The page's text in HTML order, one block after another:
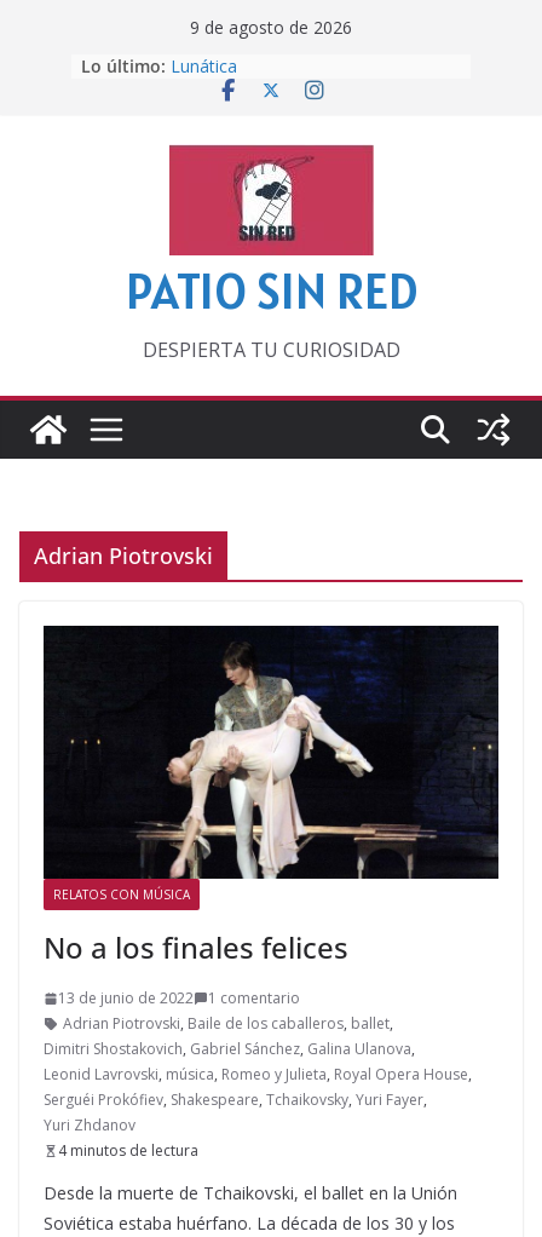
9 de agosto de 2026
Lo último: Lunática
Pero, hasta entonces…
‘La broma infinita’ de recomendar
lecturas veraniegas
Otra del Mundial
PATIO SIN RED
DESPIERTA TU CURIOSIDAD
Adrian Piotrovski
RELATOS CON MÚSICA
No a los finales felices
13 de junio de 2022
1 comentario
Adrian Piotrovski, Baile de los caballeros, ballet,
Dimitri Shostakovich, Gabriel Sánchez, Galina Ulanova,
Leonid Lavrovski, música, Romeo y Julieta, Royal Opera House,
Serguéi Prokófiev, Shakespeare, Tchaikovsky, Yuri Fayer,
Yuri Zhdanov
4 minutos de lectura
Desde la muerte de Tchaikovski, el ballet en la Unión
Soviética estaba huérfano. La década de los 30 y los